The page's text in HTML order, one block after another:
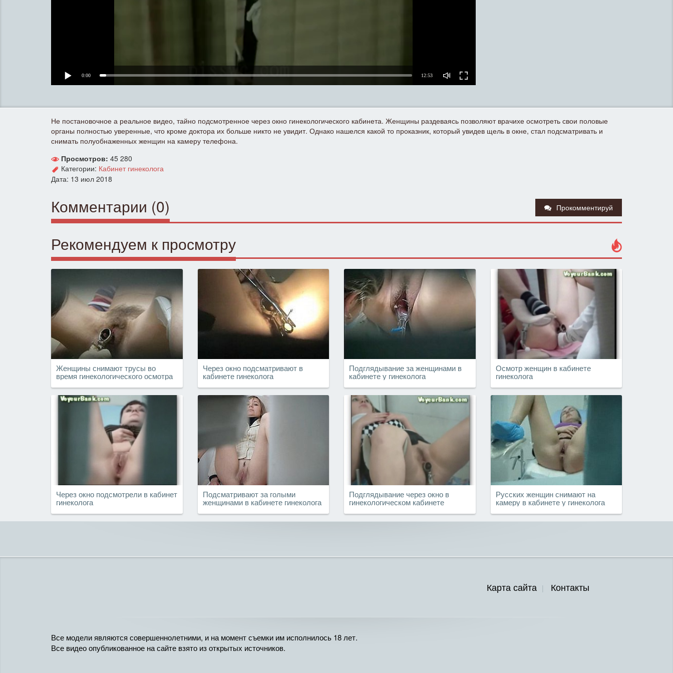
0:00 12:53
Не постановочное а реальное видео, тайно подсмотренное через окно гинекологического кабинета. Женщины раздеваясь позволяют врачихе осмотреть свои половые
органы полностью уверенные, что кроме доктора их больше никто не увидит. Однако нашелся какой то проказник, который увидев щель в окне, стал подсматривать и
снимать полуобнаженных женщин на камеру телефона.
Просмотров: 45 280
Категории: Кабинет гинеколога
Дата: 13 июл 2018
Комментарии (0) Прокомментируй
Рекомендуем к просмотру
Женщины снимают трусы во
время гинекологического осмотра
Через окно подсматривают в
кабинете гинеколога
Подглядывание за женщинами в
кабинете у гинеколога
Осмотр женщин в кабинете
гинеколога
Через окно подсмотрели в кабинет
гинеколога
Подсматривают за голыми
женщинами в кабинете гинеколога
Подглядывание через окно в
гинекологическом кабинете
Русских женщин снимают на
камеру в кабинете у гинеколога
Карта сайта | Контакты
Все модели являются совершеннолетними, и на момент съемки им исполнилось 18 лет.
Все видео опубликованное на сайте взято из открытых источников.